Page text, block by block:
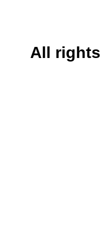
All rights